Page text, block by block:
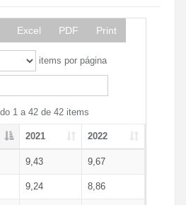
Excel PDF Print
items por página
1 a 42 de 42 items
2021 2022
9,43 9,67
9,24 8,86